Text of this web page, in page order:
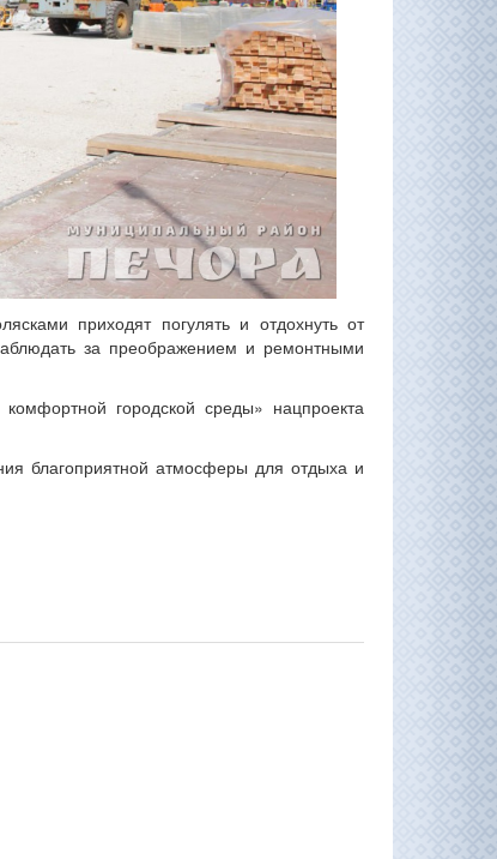
приходят погулять и отдохнуть от
за преображением и ремонтными
городской среды» нацпроекта
благоприятной атмосферы для отдыха и